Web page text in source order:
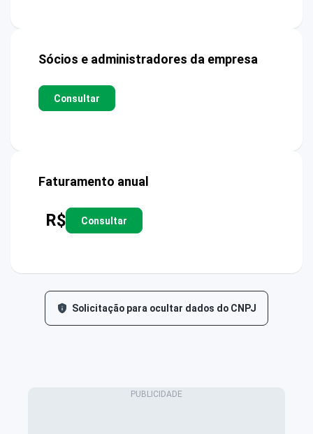
Sócios e administradores da empresa
Consultar
Faturamento anual
R$ Consultar
Solicitação para ocultar dados do CNPJ